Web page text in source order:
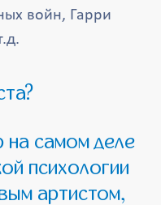
войн, Гарри
психологии
артистом,